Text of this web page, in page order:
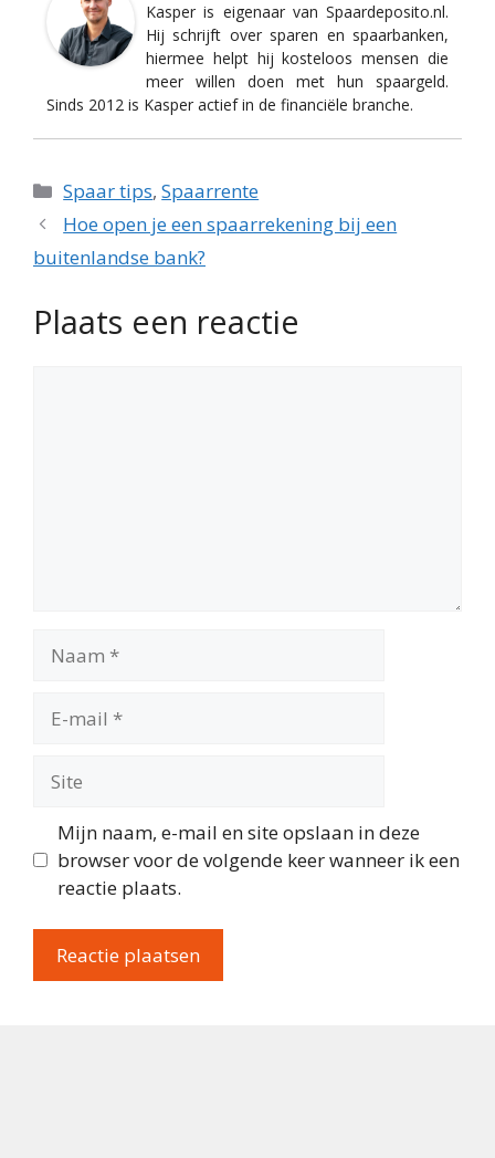
Kasper is eigenaar van Spaardeposito.nl.
Hij schrijft over sparen en spaarbanken,
hiermee helpt hij kosteloos mensen die
meer willen doen met hun spaargeld.
Sinds 2012 is Kasper actief in de financiële branche.
Categorieën
Spaar tips,Spaarrente
Hoe open je een spaarrekening bij een
buitenlandse bank?
Plaats een reactie
mail
Mijn naam, e-mail en site opslaan in deze
browser voor de volgende keer wanneer ik een
reactie plaats.